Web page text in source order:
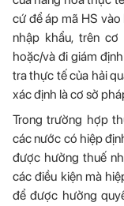
cứ để áp mã HS
nhập khẩu, trên
hoặc/và đi giám
tra thực tế của hải
xác định là cơ sở
Trong trường hợp
các nước có hiệp
được hưởng thuế
các điều kiện mà
để được hưởng